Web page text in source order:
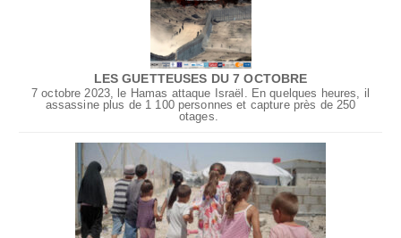
LES GUETTEUSES DU 7 OCTOBRE
7 octobre 2023, le Hamas attaque Israël. En quelques heures, il
assassine plus de 1 100 personnes et capture près de 250
otages.